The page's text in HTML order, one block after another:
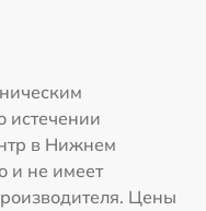
истечении
в Нижнем
и не имеет
Цены